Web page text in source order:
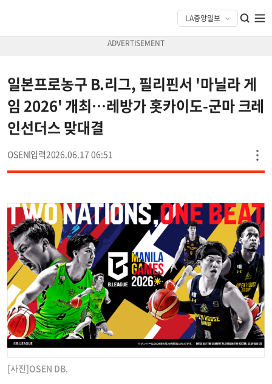
일본프로농구 B.리그, 필리핀서 '마닐라 게
임 2026' 개최…레방가 홋카이도-군마 크레
인선더스 맞대결
OSEN 2026.06.17 06:51
[사진]OSEN DB.